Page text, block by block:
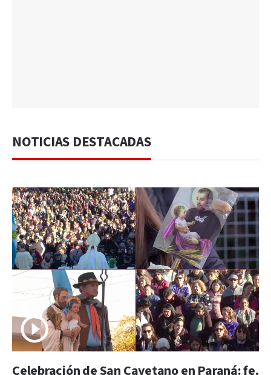
NOTICIAS DESTACADAS
Celebración de San Cayetano en Paraná: fe,